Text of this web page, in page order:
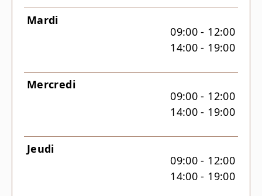
Mardi
09:00 - 12:00
14:00 - 19:00
Mercredi
09:00 - 12:00
14:00 - 19:00
Jeudi
09:00 - 12:00
14:00 - 19:00